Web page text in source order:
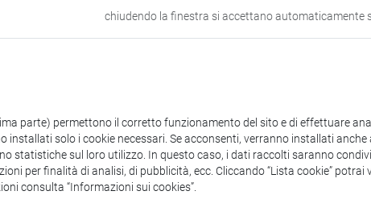
chiudendo la finestra si accettano automaticamente
parte) permettono il corretto funzionamento del sito e di effettuare
installati solo i cookie necessari. Se acconsenti, verranno installati anche
statistiche sul loro utilizzo. In questo caso, i dati raccolti saranno
per finalità di analisi, di pubblicità, ecc. Cliccando “Lista cookie” potrai
consulta “Informazioni sui cookies”.